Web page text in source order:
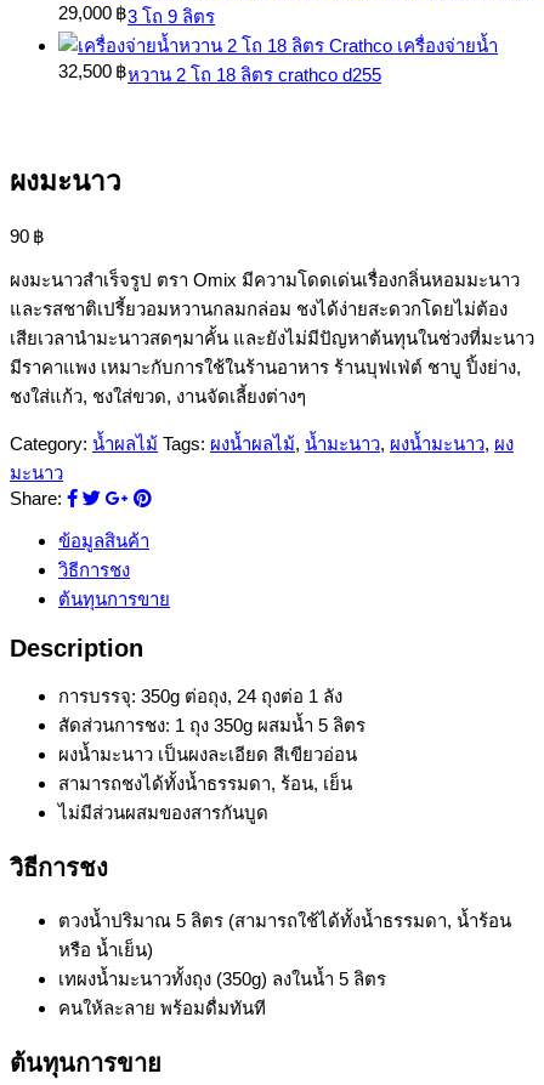
3 โถ 9 ลิตร
29,000 ฿
เครื่องจ่ายน้ำ
หวาน 2 โถ 18 ลิตร crathco d255
32,500 ฿
ผงมะนาว
90 ฿
ผงมะนาวสำเร็จรูป ตรา Omix มีความโดดเด่นเรื่องกลิ่นหอมมะนาว
และรสชาติเปรี้ยวอมหวานกลมกล่อม ชงได้ง่ายสะดวกโดยไม่ต้อง
เสียเวลานำมะนาวสดๆมาคั้น และยังไม่มีปัญหาต้นทุนในช่วงที่มะนาว
มีราคาแพง เหมาะกับการใช้ในร้านอาหาร ร้านบุฟเฟ่ต์ ชาบู ปิ้งย่าง,
ชงใส่แก้ว, ชงใส่ขวด, งานจัดเลี้ยงต่างๆ
Category: น้ำผลไม้ Tags: ผงน้ำผลไม้, น้ำมะนาว, ผงน้ำมะนาว, ผง
มะนาว
Share:
ข้อมูลสินค้า
วิธีการชง
ต้นทุนการขาย
Description
การบรรจุ: 350g ต่อถุง, 24 ถุงต่อ 1 ลัง
สัดส่วนการชง: 1 ถุง 350g ผสมน้ำ 5 ลิตร
ผงน้ำมะนาว เป็นผงละเอียด สีเขียวอ่อน
สามารถชงได้ทั้งน้ำธรรมดา, ร้อน, เย็น
ไม่มีส่วนผสมของสารกันบูด
วิธีการชง
ตวงน้ำปริมาณ 5 ลิตร (สามารถใช้ได้ทั้งน้ำธรรมดา, น้ำร้อน
หรือ น้ำเย็น)
เทผงน้ำมะนาวทั้งถุง (350g) ลงในน้ำ 5 ลิตร
คนให้ละลาย พร้อมดื่มทันที
ต้นทุนการขาย